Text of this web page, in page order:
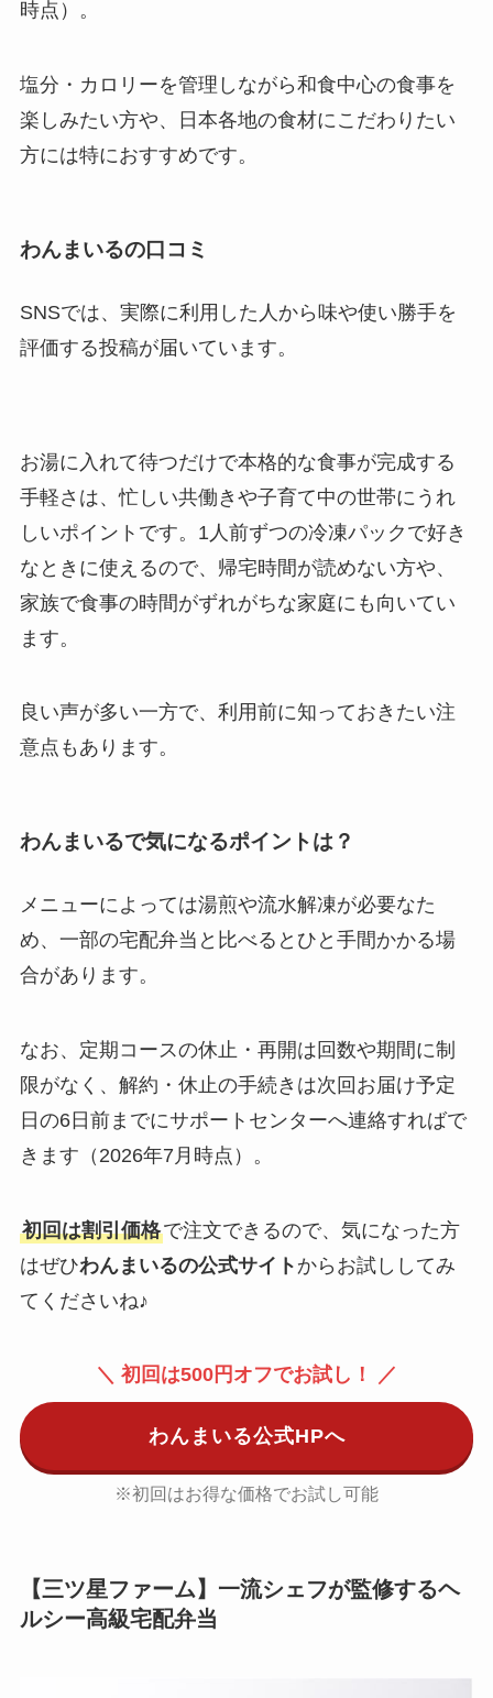
時点）。
塩分・カロリーを管理しながら和食中心の食事を
楽しみたい方や、日本各地の食材にこだわりたい
方には特におすすめです。
わんまいるの口コミ
SNSでは、実際に利用した人から味や使い勝手を
評価する投稿が届いています。
お湯に入れて待つだけで本格的な食事が完成する
手軽さは、忙しい共働きや子育て中の世帯にうれ
しいポイントです。1人前ずつの冷凍パックで好き
なときに使えるので、帰宅時間が読めない方や、
家族で食事の時間がずれがちな家庭にも向いてい
ます。
良い声が多い一方で、利用前に知っておきたい注
意点もあります。
わんまいるで気になるポイントは？
メニューによっては湯煎や流水解凍が必要なた
め、一部の宅配弁当と比べるとひと手間かかる場
合があります。
なお、定期コースの休止・再開は回数や期間に制
限がなく、解約・休止の手続きは次回お届け予定
日の6日前までにサポートセンターへ連絡すればで
きます（2026年7月時点）。
初回は割引価格で注文できるので、気になった方
はぜひわんまいるの公式サイト からお試ししてみ
てくださいね♪
＼ 初回は500円オフでお試し！ ／
わんまいる公式HPへ
※初回はお得な価格でお試し可能
【三ツ星ファーム】一流シェフが監修するヘ
ルシー高級宅配弁当